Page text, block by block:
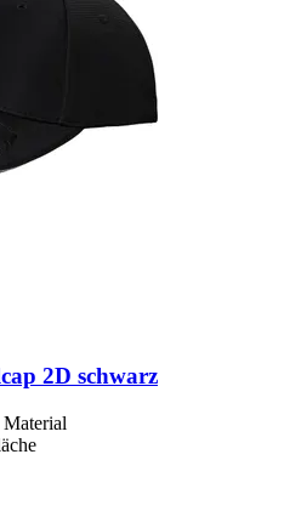
2D schwarz
Material